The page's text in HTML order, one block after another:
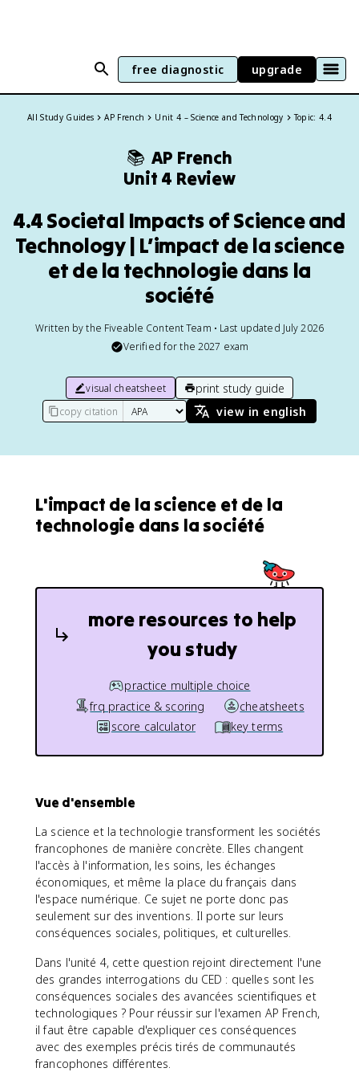
free diagnostic upgrade
All Study Guides AP French Unit 4 – Science and Technology Topic: 4.4
📚 AP French
Unit 4 Review
4.4 Societal Impacts of Science and
Technology | L’impact de la science
et de la technologie dans la
société
Written by the Fiveable Content Team • Last updated July 2026
Verified for the 2027 exam
visual cheatsheet print study guide
copy citation view in english
L'impact de la science et de la
technologie dans la société
more resources to help
you study
practice multiple choice
frq practice & scoring
cheatsheets
score calculator
key terms
Vue d'ensemble
La science et la technologie transforment les sociétés
francophones de manière concrète. Elles changent
l'accès à l'information, les soins, les échanges
économiques, et même la place du français dans
l'espace numérique. Ce sujet ne porte donc pas
seulement sur des inventions. Il porte sur leurs
conséquences sociales, politiques, et culturelles.
Dans l'unité 4, cette question rejoint directement l'une
des grandes interrogations du CED : quelles sont les
conséquences sociales des avancées scientifiques et
technologiques ? Pour réussir sur l'examen AP French,
il faut être capable d'expliquer ces conséquences
avec des exemples précis tirés de communautés
francophones différentes.